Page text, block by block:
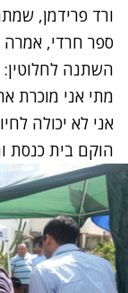
השתנה לחלוטין:
מתי אני מוכרת
אני לא יכולה
הוקם בית כנסת